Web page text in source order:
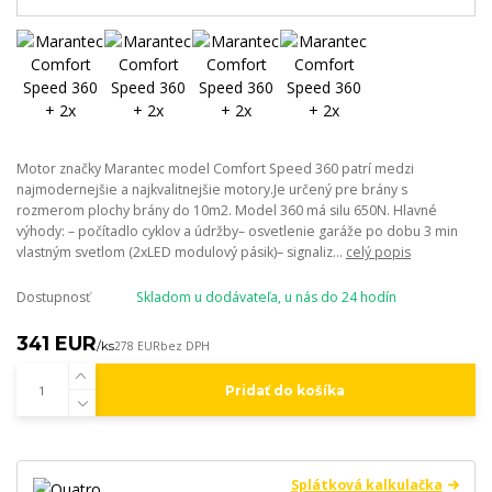
Motor značky Marantec model Comfort Speed 360 patrí medzi
najmodernejšie a najkvalitnejšie motory.Je určený pre brány s
rozmerom plochy brány do 10m2. Model 360 má silu 650N. Hlavné
výhody: – počítadlo cyklov a údržby– osvetlenie garáže po dobu 3 min
vlastným svetlom (2xLED modulový pásik)– signaliz... celý popis
Dostupnosť Skladom u dodávateľa, u nás do 24 hodín
341 EUR/ks278 EURbez DPH
Pridať do košíka
Splátková kalkulačka